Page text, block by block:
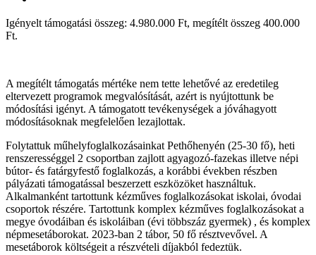
Igényelt támogatási összeg: 4.980.000 Ft, megítélt összeg 400.000
Ft.
A megítélt támogatás mértéke nem tette lehetővé az eredetileg
eltervezett programok megvalósítását, azért is nyújtottunk be
módosítási igényt. A támogatott tevékenységek a jóváhagyott
módosításoknak megfelelően lezajlottak.
Folytattuk műhelyfoglalkozásainkat Pethőhenyén (25-30 fő), heti
renszerességgel 2 csoportban zajlott agyagozó-fazekas illetve népi
bútor- és fatárgyfestő foglalkozás, a korábbi években részben
pályázati támogatással beszerzett eszközöket használtuk.
Alkalmanként tartottunk kézműves foglalkozásokat iskolai, óvodai
csoportok részére. Tartottunk komplex kézműves foglalkozásokat a
megye óvodáiban és iskoláiban (évi többszáz gyermek) , és komplex
népmesetáborokat. 2023-ban 2 tábor, 50 fő résztvevővel. A
mesetáborok költségeit a részvételi díjakból fedeztük.